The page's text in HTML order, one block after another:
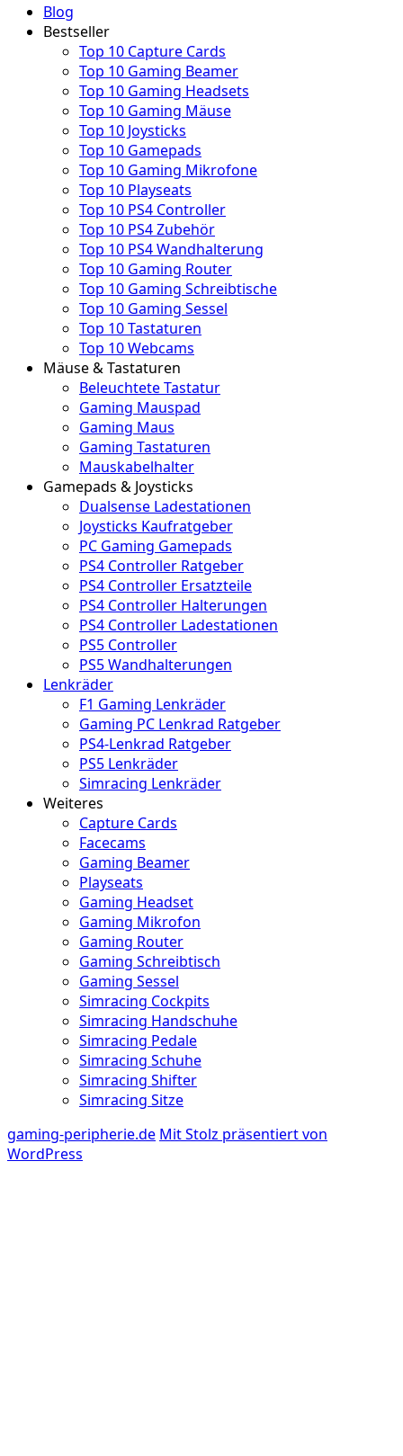
Blog
Bestseller
Top 10 Capture Cards
Top 10 Gaming Beamer
Top 10 Gaming Headsets
Top 10 Gaming Mäuse
Top 10 Joysticks
Top 10 Gamepads
Top 10 Gaming Mikrofone
Top 10 Playseats
Top 10 PS4 Controller
Top 10 PS4 Zubehör
Top 10 PS4 Wandhalterung
Top 10 Gaming Router
Top 10 Gaming Schreibtische
Top 10 Gaming Sessel
Top 10 Tastaturen
Top 10 Webcams
Mäuse & Tastaturen
Beleuchtete Tastatur
Gaming Mauspad
Gaming Maus
Gaming Tastaturen
Mauskabelhalter
Gamepads & Joysticks
Dualsense Ladestationen
Joysticks Kaufratgeber
PC Gaming Gamepads
PS4 Controller Ratgeber
PS4 Controller Ersatzteile
PS4 Controller Halterungen
PS4 Controller Ladestationen
PS5 Controller
PS5 Wandhalterungen
Lenkräder
F1 Gaming Lenkräder
Gaming PC Lenkrad Ratgeber
PS4-Lenkrad Ratgeber
PS5 Lenkräder
Simracing Lenkräder
Weiteres
Capture Cards
Facecams
Gaming Beamer
Playseats
Gaming Headset
Gaming Mikrofon
Gaming Router
Gaming Schreibtisch
Gaming Sessel
Simracing Cockpits
Simracing Handschuhe
Simracing Pedale
Simracing Schuhe
Simracing Shifter
Simracing Sitze
gaming-peripherie.de Mit Stolz präsentiert von
WordPress